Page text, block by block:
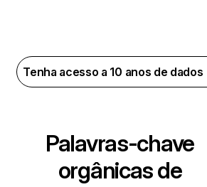
Tenha acesso a 10 anos de
Palavras-chave
orgânicas de